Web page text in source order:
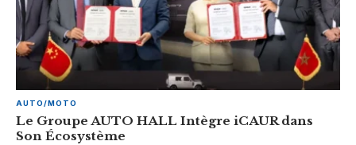
AUTO/MOTO
Le Groupe AUTO HALL Intègre iCAUR dans
Son Écosystème